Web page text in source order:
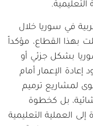
التعليمية.
في سوريا خلال
حلت بهذا القطاع، مؤكداً
في سوريا بشكل جزئي أو
الإعمار أمام
لمشاريع ترميم
بل كخطوة
العملية التعليمية